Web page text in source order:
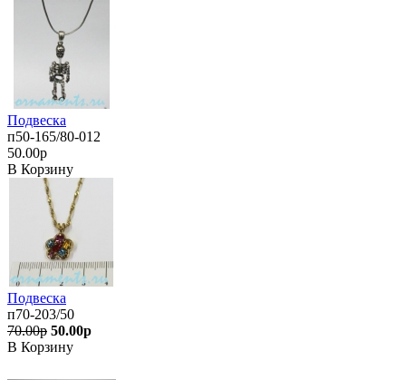
Подвеска
п50-165/80-012
50.00р
В Корзину
Подвеска
п70-203/50
70.00р 50.00р
В Корзину